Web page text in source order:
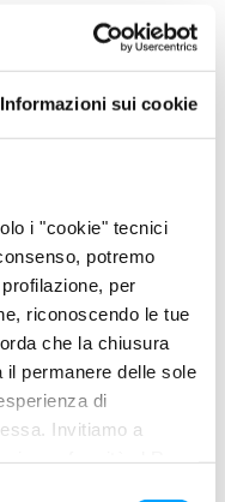
Informazioni sui cookie
i "cookie" tecnici
potremo
per
riconoscendo le tue
che la chiusura
permanere delle sole
di
Invitiamo a